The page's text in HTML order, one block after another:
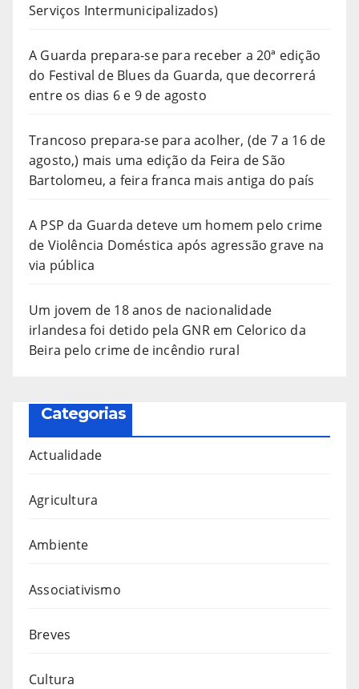
Serviços Intermunicipalizados)
A Guarda prepara-se para receber a 20ª edição
do Festival de Blues da Guarda, que decorrerá
entre os dias 6 e 9 de agosto
Trancoso prepara-se para acolher, (de 7 a 16 de
agosto,) mais uma edição da Feira de São
Bartolomeu, a feira franca mais antiga do país
A PSP da Guarda deteve um homem pelo crime
de Violência Doméstica após agressão grave na
via pública
Um jovem de 18 anos de nacionalidade
irlandesa foi detido pela GNR em Celorico da
Beira pelo crime de incêndio rural
Categorias
Actualidade
Agricultura
Ambiente
Associativismo
Breves
Cultura